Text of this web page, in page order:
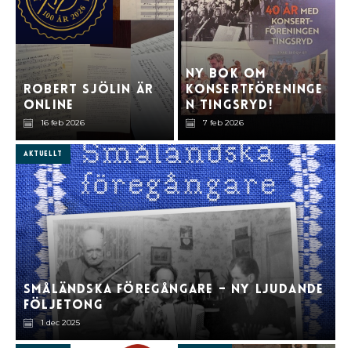
Robert Sjölin är
online
16 feb 2026
Ny bok om
Konsertföreninge
n Tingsryd!
7 feb 2026
Aktuellt
Småländska föregångare – ny ljudande
följetong
1 dec 2025